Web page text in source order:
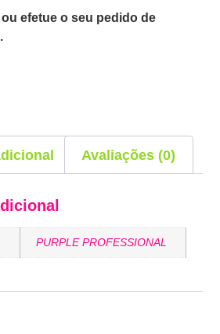
efetue o seu pedido de
.
Avaliações (0)
PURPLE PROFESSIONAL